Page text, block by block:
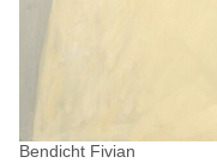
Bendicht Fivian